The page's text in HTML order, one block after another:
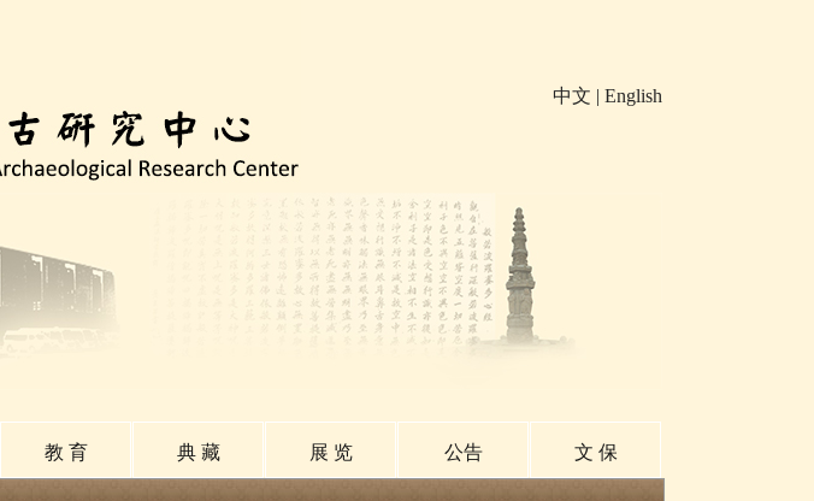
中文 | English
教 育 典 藏 展 览 公告 文 保